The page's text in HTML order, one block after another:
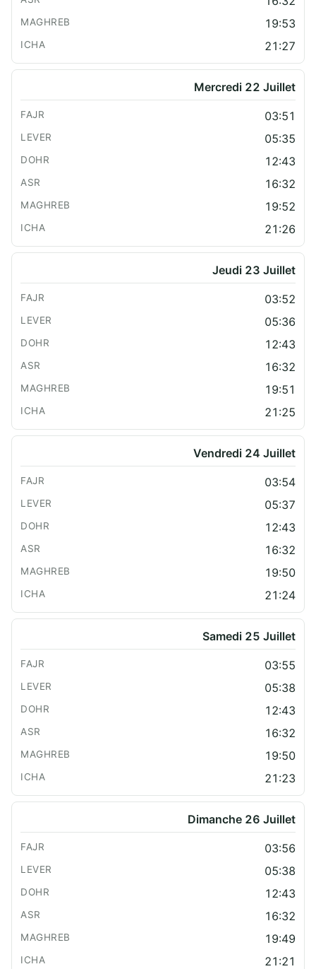
19:53
21:27
Mercredi 22 Juillet
03:51
05:35
12:43
16:32
19:52
21:26
Jeudi 23 Juillet
03:52
05:36
12:43
16:32
19:51
21:25
Vendredi 24 Juillet
03:54
05:37
12:43
16:32
19:50
21:24
Samedi 25 Juillet
03:55
05:38
12:43
16:32
19:50
21:23
Dimanche 26 Juillet
03:56
05:38
12:43
16:32
19:49
21:21